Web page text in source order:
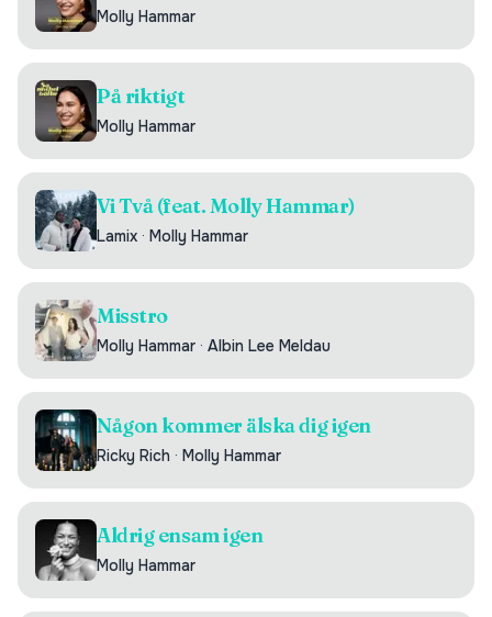
Molly Hammar
På riktigt
Molly Hammar
Vi Två (feat. Molly Hammar)
Lamix · Molly Hammar
Misstro
Molly Hammar · Albin Lee Meldau
Någon kommer älska dig igen
Ricky Rich · Molly Hammar
Aldrig ensam igen
Molly Hammar